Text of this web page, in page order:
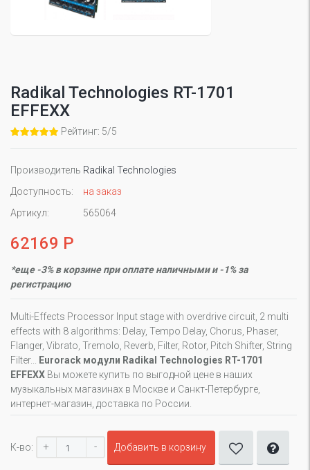
Radikal Technologies RT-1701
EFFEXX
Рейтинг: 5/5
Производитель Radikal Technologies
Доступность:
на заказ
Артикул:
565064
62169 Р
*еще -3% в корзине при оплате наличными и -1% за
регистрацию
Multi-Effects Processor Input stage with overdrive circuit, 2 multi
effects with 8 algorithms: Delay, Tempo Delay, Chorus, Phaser,
Flanger, Vibrato, Tremolo, Reverb, Filter, Rotor, Pitch Shifter, String
Filter...
Eurorack модули Radikal Technologies RT-1701
EFFEXX Вы можете купить по выгодной цене в наших
музыкальных магазинах в Москве и Санкт-Петербурге,
интернет-магазин, доставка по России.
К-во: + - Добавить в корзину